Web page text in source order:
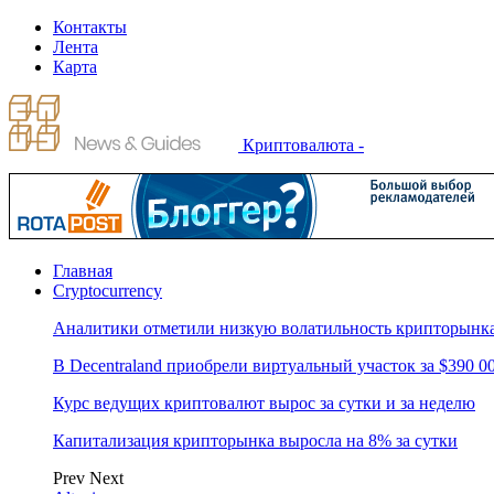
Контакты
Лента
Карта
Криптовалюта -
Главная
Cryptocurrency
Аналитики отметили низкую волатильность
В Decentraland приобрели виртуальный участок за $390
Курс ведущих криптовалют вырос за сутки и за неделю
Капитализация крипторынка выросла на 8% за сутки
Prev Next